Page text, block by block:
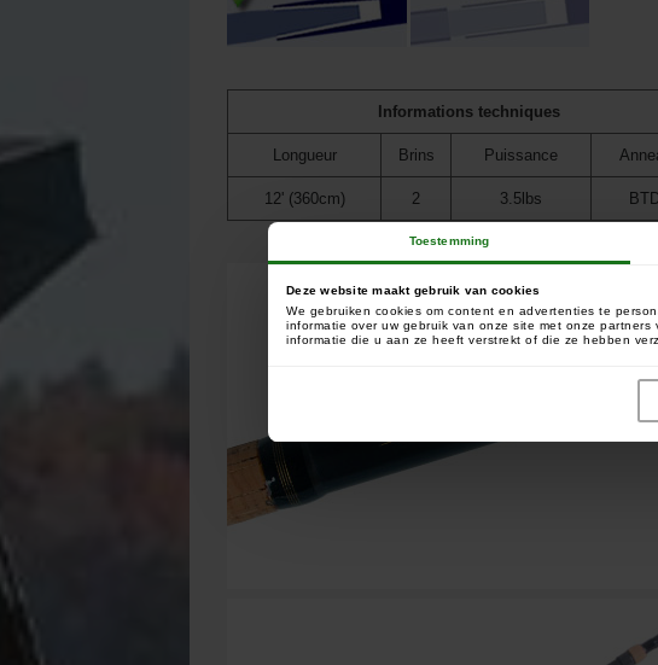
Toestemming
Deze website maakt gebruik van cookies
We gebruiken cookies om content en advertenties te
informatie over uw gebruik van onze site met onze
informatie die u aan ze heeft verstrekt of die ze hebben
Informations techniques
Longueur Brins Puissance
12' (360cm) 2 3.5lbs